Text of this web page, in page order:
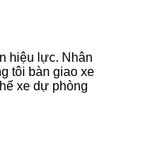
hiệu lực. Nhân
tôi bàn giao xe
xe dự phòng